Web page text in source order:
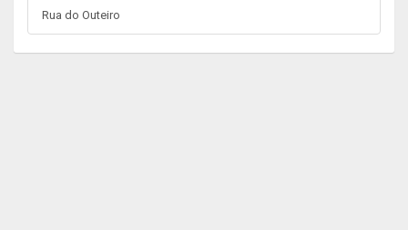
Rua do Outeiro